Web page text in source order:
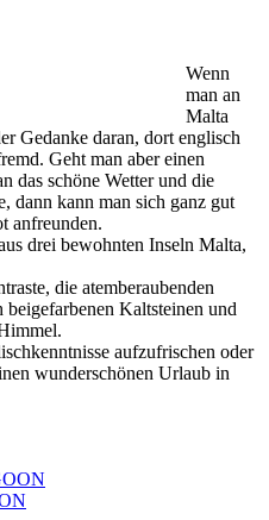
Wenn
man an
Malta
Gedanke daran, dort englisch
Geht man aber einen
das schöne Wetter und die
dann kann man sich ganz gut
anfreunden.
drei bewohnten Inseln Malta,
die atemberaubenden
Kaltsteinen und
aufzufrischen oder
wunderschönen Urlaub in